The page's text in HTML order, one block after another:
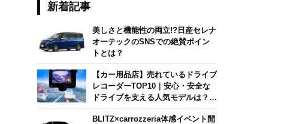
新着記事
美しさと機能性の両立!?日産セレナ
オーテックのSNSでの絶賛ポイン
トとは？
【カー用品店】売れているドライブ
レコーダーTOP10｜安心・安全な
ドライブを支える人気モデルは？
【2026年6月版】
BLITZ×carrozzeria体感イベント開